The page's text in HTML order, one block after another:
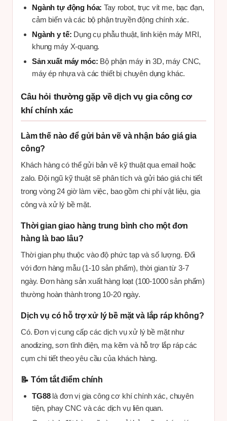
Ngành tự động hóa: Tay robot, trục vít me, bạc đạn,
cảm biến và các bộ phận truyền động chính xác.
Ngành y tế: Dụng cụ phẫu thuật, linh kiện máy MRI,
khung máy X-quang.
Sản xuất máy móc: Bộ phận máy in 3D, máy CNC,
máy ép nhựa và các thiết bị chuyên dụng khác.
Câu hỏi thường gặp về dịch vụ gia công cơ
khí chính xác
Làm thế nào để gửi bản vẽ và nhận báo giá gia
công?
Khách hàng có thể gửi bản vẽ kỹ thuật qua email hoặc
zalo. Đội ngũ kỹ thuật sẽ phân tích và gửi báo giá chi tiết
trong vòng 24 giờ làm việc, bao gồm chi phí vật liệu, gia
công và xử lý bề mặt.
Thời gian giao hàng trung bình cho một đơn
hàng là bao lâu?
Thời gian phụ thuộc vào độ phức tạp và số lượng. Đối
với đơn hàng mẫu (1-10 sản phẩm), thời gian từ 3-7
ngày. Đơn hàng sản xuất hàng loạt (100-1000 sản phẩm)
thường hoàn thành trong 10-20 ngày.
Dịch vụ có hỗ trợ xử lý bề mặt và lắp ráp không?
Có. Đơn vị cung cấp các dịch vụ xử lý bề mặt như
anodizing, sơn tĩnh điện, mạ kẽm và hỗ trợ lắp ráp các
cụm chi tiết theo yêu cầu của khách hàng.
📝 Tóm tắt điểm chính
TG88là đơn vị gia công cơ khí chính xác, chuyên
tiện, phay CNC và các dịch vụ liên quan.